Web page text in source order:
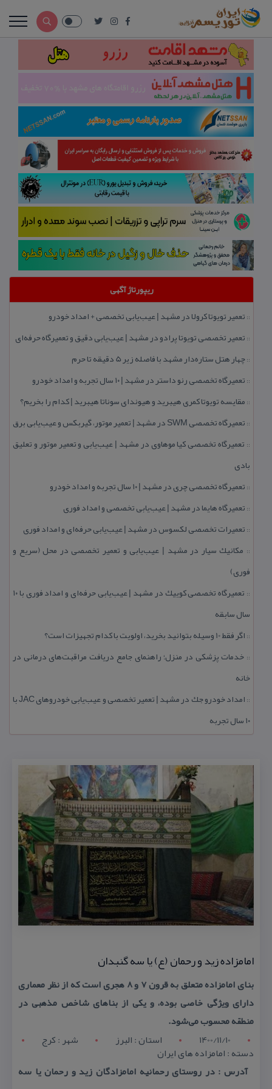
ریپورتاژ آگهی
:: تعمیر تویوتا كرولا در مشهد | عیب‌یابی تخصصی + امداد خودرو
:: تعمیر تخصصی تویوتا پرادو در مشهد | عیب‌یابی دقیق و تعمیرگاه حرفه‌ای
::چهار هتل‌ ستاره‌دار مشهد با فاصله زیر 5 دقیقه تا حرم
:: تعمیرگاه تخصصی رنو داستر در مشهد | ۱۰ سال تجربه و امداد خودرو
:: مقایسه تویوتا كمری هیبرید و هیوندای سوناتا هیبرید | كدام را بخریم؟
:: تعمیرگاه تخصصی SWM در مشهد | تعمیر موتور، گیربكس و عیب‌یابی برق
:: تعمیرگاه تخصصی كیا موهاوی در مشهد | عیب‌یابی و تعمیر موتور و تعلیق
بادی
:: تعمیرگاه تخصصی چری در مشهد | ۱۰ سال تجربه و امداد خودرو
:: تعمیرگاه هایما در مشهد | عیب‌یابی تخصصی و امداد فوری
:: تعمیرات تخصصی لكسوس در مشهد | عیب‌یابی حرفه‌ای و امداد فوری
:: مكانیك سیار در مشهد | عیب‌یابی و تعمیر تخصصی در محل (سریع و
فوری)
::
تعمیرگاه تخصصی كوییك در مشهد | عیب‌یابی حرفه‌ای و امداد فوری با ۱۰
سال سابقه
:: اگر فقط 10 وسیله بتوانید بخرید، اولویت با كدام تجهیزات است؟
:: خدمات پزشكی در منزل؛ راهنمای جامع دریافت مراقبت‌های درمانی در
خانه
::
امداد خودرو جك در مشهد | تعمیر تخصصی و عیب‌یابی خودروهای JAC با
۱۰ سال تجربه
امامزاده زید و رحمان (ع) یا سه گنبدان
بنای امامزاده متعلق به قرون ۷ و ۸ هجری است كه از نظر معماری
دارای وی‍ژگی خاصی بوده، و یكی از بناهای شاخص مذهبی در
منطقه محسوب می‌شود.
1400/11/10
استان : البرز شهر : کرج
دسته : امامزاده های ایران
آدرس : در روستای رحمانیه امامزادگان زید و رحمان یا سه